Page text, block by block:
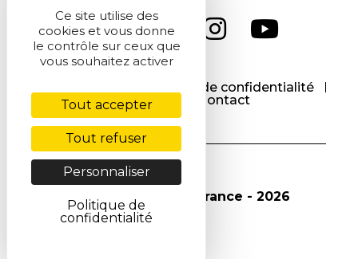
Politique de confidentialité
Cookies
Contact
© Société Chimique de France - 2026
Ce site utilise des
cookies et vous donne
le contrôle sur ceux que
vous souhaitez activer
Tout accepter
Tout refuser
Personnaliser
Politique de
confidentialité